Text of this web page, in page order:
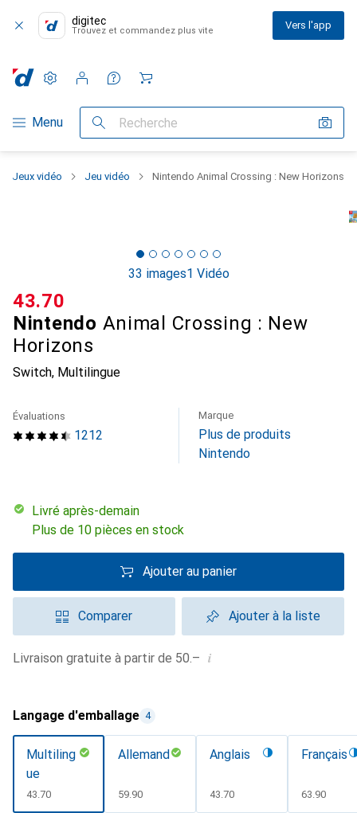
digitec
Trouvez et commandez plus vite Vers l'app
Navigation par catégorie
Menu Recherche
Paramètres
Compte client
Listes de comparaison
Listes d'envies
Panier
Jeux vidéo Jeu vidéo Nintendo Animal Crossing : New Horizons
33 images1 Vidéo
Nintendo Animal Crossing : New
Horizons
Switch, Multilingue
CHF
43.70
1212
Évaluations Marque
Plus de produits
Nintendo
Livré après-demain
Plus de 10 pièces en stock
Ajouter au panier
Comparer Ajouter à la liste
Livraison gratuite à partir de 50.– i
Langage d'emballage 4
Multiling
ue
CHF
43.70
Allemand
CHF
59.90
Anglais
CHF
43.70
Français
CHF
63.90